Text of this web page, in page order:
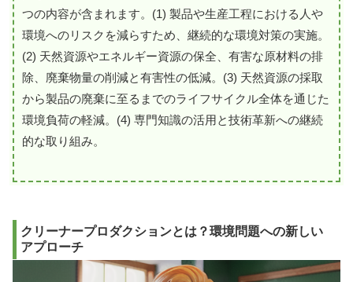
つの内容が含まれます。(1) 製品や生産工程における人や
環境へのリスクを減らすため、継続的な環境対策の実施。
(2) 天然資源やエネルギー資源の保全、有害な原材料の排
除、廃棄物量の削減と有害性の低減。(3) 天然資源の採取
から製品の廃棄に至るまでのライフサイクル全体を通じた
環境負荷の軽減。(4) 専門知識の活用と技術革新への継続
的な取り組み。
クリーナープロダクションとは？環境問題への新しい
アプローチ